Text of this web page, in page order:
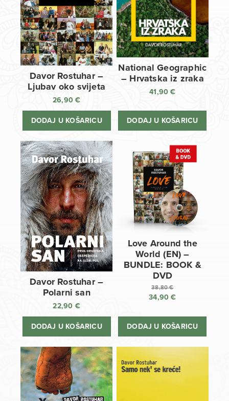
Davor Rostuhar –
Ljubav oko svijeta
26,90€
DODAJ U KOŠARICU
National Geographic
– Hrvatska iz zraka
41,90€
DODAJ U KOŠARICU
Davor Rostuhar –
Polarni san
22,90 €
DODAJ U KOŠARICU
Love Around the
World (EN) –
BUNDLE: BOOK &
DVD
38,80€
Izvorna
bila
34,90€
cijena
DODAJ U KOŠARICU